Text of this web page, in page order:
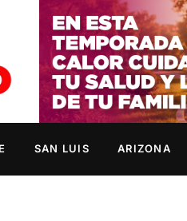
SAN LUIS ARIZONA